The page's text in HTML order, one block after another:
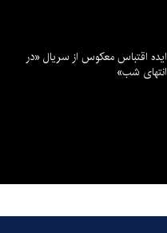
ایده اقتباس معکوس از سریال «در
انتهای شب»